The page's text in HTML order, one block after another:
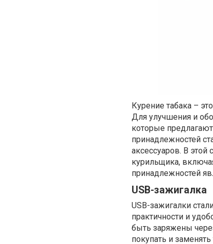
Курение табака –
Для улучшения и
которые
принадлежностей
аксессуаров. В
курильщика,
принадлежностей
USB-зажигалка
USB-зажигалки
практичности и
быть заряжены
покупать и